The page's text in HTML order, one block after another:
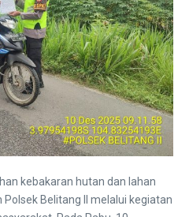
kebakaran hutan dan lahan
Belitang II melalui kegiatan